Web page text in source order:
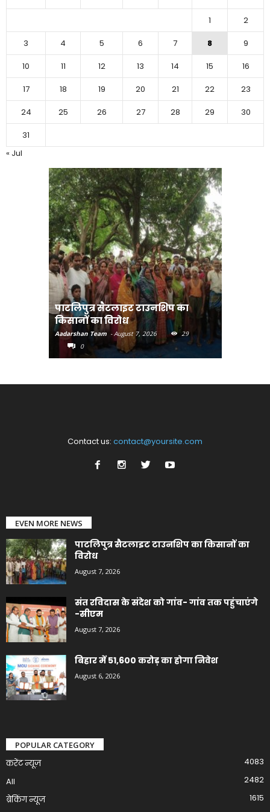
1
2
3
4 5 6 7 8
9
10
11 12 13 14 15
16
17
18 19 20 21 22
23
24
25 26 27 28 29
30
31
« Jul
पाटलिपुत्र सैटलाइट टाउनशिप का
किसानों का विरोध
Aadarshan Team - August 7, 2026
29
0
Contact us: contact@yoursite.com
EVEN MORE NEWS
पाटलिपुत्र सैटलाइट टाउनशिप का किसानों का
विरोध
August 7, 2026
संत रविदास के संदेश को गांव- गांव तक पहुंचाएंगे
-सीएम
August 7, 2026
बिहार में 51,600 करोड़ का होगा निवेश
August 6, 2026
POPULAR CATEGORY
करेंट न्यूज़
4083
All
2482
ब्रेकिंग न्यूज
1615